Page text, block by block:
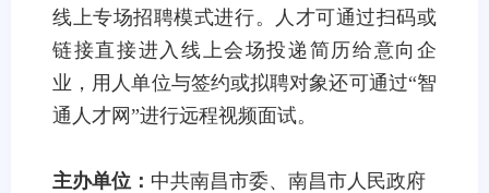
线上专场招聘模式进行。人才可通过扫码或
链接直接进入线上会场投递简历给意向企
业，用人单位与签约或拟聘对象还可通过“智
通人才网”进行远程视频面试。
主办单位： 中共南昌市委、南昌市人民政府